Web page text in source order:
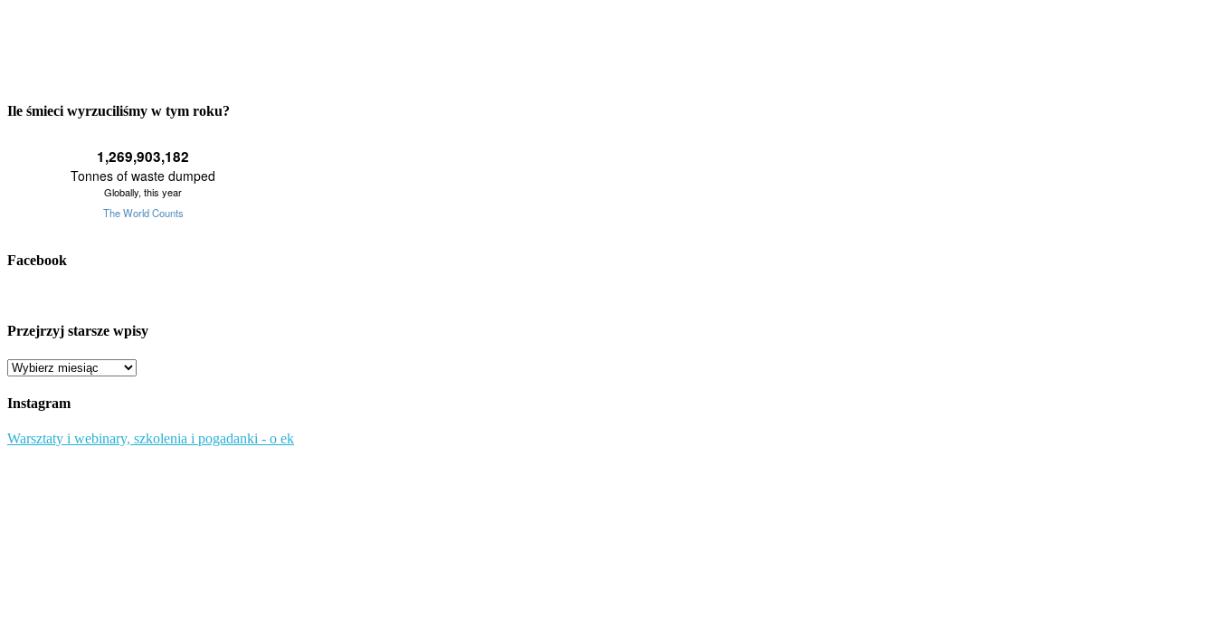
Ile śmieci wyrzuciliśmy w tym roku?
Facebook
Przejrzyj starsze wpisy
Przejrzyj
wpisy
Instagram
Warsztaty i webinary, szkolenia i pogadanki - o ek